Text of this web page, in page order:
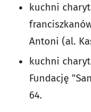
kuchni
Antoni (al.
kuchni
Fundację
64.